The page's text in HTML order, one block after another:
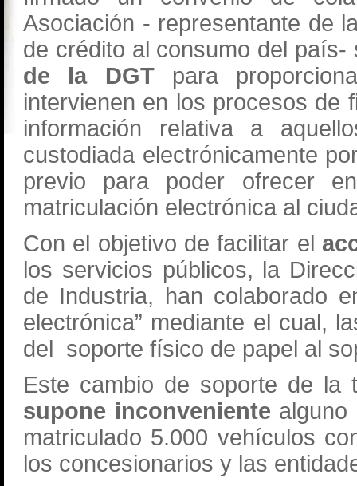
Asociación - representante de
de crédito al consumo del
de la DGT para
intervienen en los procesos de
información relativa a
custodiada electrónicamente
previo para poder ofrecer
matriculación electrónica al
Con el objetivo de facilitar el
los servicios públicos, la
de Industria, han colaborado
electrónica” mediante el cual,
del soporte físico de papel al
Este cambio de soporte de la
supone inconveniente
matriculado 5.000 vehículos
los concesionarios y las